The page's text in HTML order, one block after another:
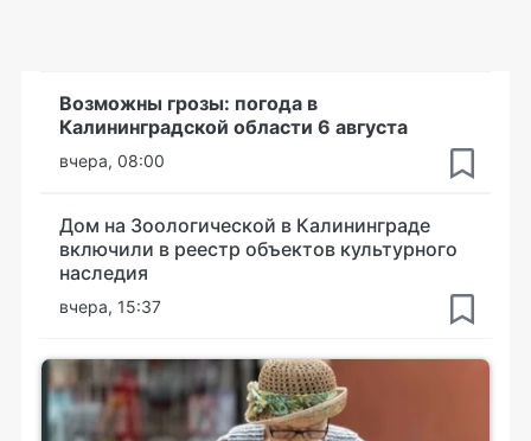
Возможны грозы: погода в
Калининградской области 6 августа
вчера, 08:00
Дом на Зоологической в Калининграде
включили в реестр объектов культурного
наследия
вчера, 15:37